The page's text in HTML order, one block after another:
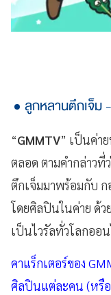
ลูกหลานตึกเจ็ม
“GMMTV” เป็นค่า
ตลอด ตามคำกล่าวที่
ตึกเจ็มมาพร้อมกับ
โดยศิลปินในค่าย ด้ว
เป็นไวรัลทั่วโลกออ
คาแร็กเตอร์ของ
ศิลปินแต่ละคน (หรื